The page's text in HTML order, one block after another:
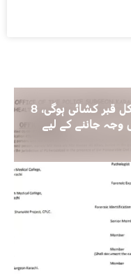
میر رضا کیس: عدالت کے حکم پر کل قبر کشائی ہوگی، 8
وجہ جاننے کے لیے